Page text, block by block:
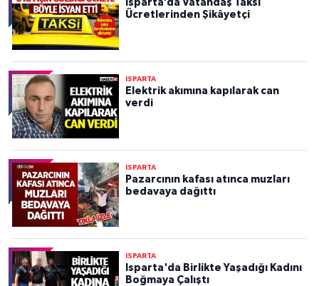
Isparta’da Vatandaş Taksi
Ücretlerinden Şikâyetçi
ISPARTA
Elektrik akımına kapılarak can
verdi
ISPARTA
Pazarcının kafası atınca muzları
bedavaya dağıttı
ISPARTA
Isparta'da Birlikte Yaşadığı Kadını
Boğmaya Çalıştı